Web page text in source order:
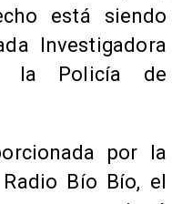
está siendo
Investigadora
la Policía de
por la
Bío Bío, el